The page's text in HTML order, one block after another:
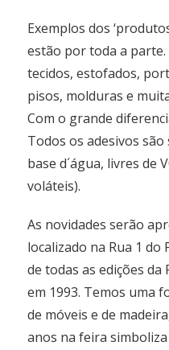
Exemplos dos
estão por toda a parte.
tecidos, estofados,
pisos, molduras e
Com o grande
Todos os adesivos
base d´água, livres de
voláteis).
As novidades serão
localizado na Rua 1 do
de todas as edições da
em 1993. Temos uma
de móveis e de
anos na feira